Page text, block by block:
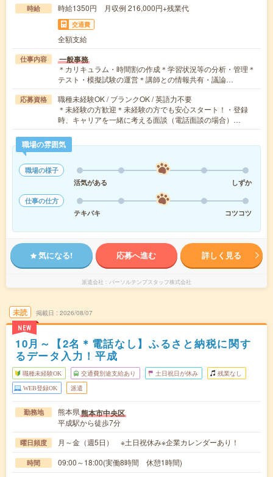
時給 時給1350円 月収例 216,000円+残業代
交通費
全額支給
仕事内容 一般事務
＊カリキュラム・時間割の作成＊学習状況等の分析・管理＊
テスト・模擬試験の運営＊講師との情報共有・議論…
応募資格
職種未経験OK / ブランクOK / 英語力不要
＊未経験の方歓迎＊未経験の方でも安心スタート！・登録
時、キャリアを一緒に考える面談（電話面談の場合）…
職場の雰囲気
職場の様子
活気がある
しずか
仕事の仕方
テキパキ
コツコツ
気になる! 応募へ進む 詳しく見る
派遣会社 パーソルテンプスタッフ株式会社
未読
NEW
掲載日 2026/08/07
10月～【2名＊電話なし】ふるさと納税に関す
るデータ入力！平成
職種未経験OK 交通費別途支給あり 土日祝日が休み 残業なし
WEB登録OK 派遣
勤務地 熊本県熊本市中央区
平成駅から徒歩7分
曜日頻度 月～金（週5日） ※土日祝休み※企業カレンダーあり！
時間 09:00～18:00(実働8時間 休憩1時間)